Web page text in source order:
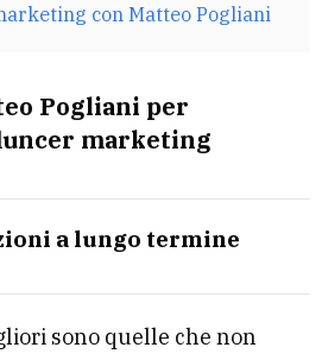
con Matteo Pogliani
Pogliani per
marketing
a lungo termine
sono quelle che non